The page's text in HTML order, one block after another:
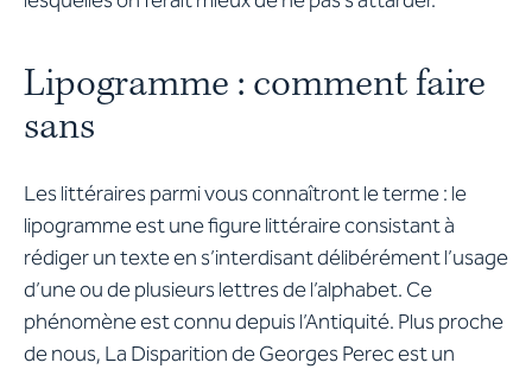
Lipogramme : comment faire
sans
Les littéraires parmi vous connaîtront le terme : le
lipogramme est une figure littéraire consistant à
rédiger un texte en s’interdisant délibérément l’usage
d’une ou de plusieurs lettres de l’alphabet. Ce
phénomène est connu depuis l’Antiquité. Plus proche
de nous, La Disparition de Georges Perec est un